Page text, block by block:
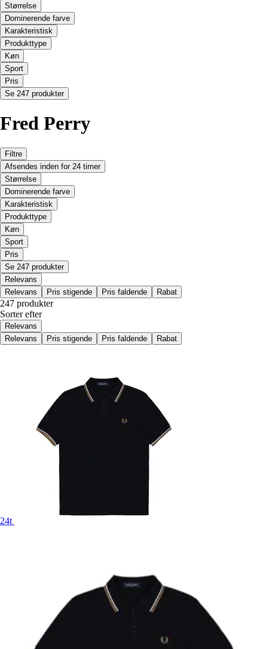
Størrelse
Dominerende farve
Karakteristisk
Produkttype
Køn
Sport
Pris
Se 247 produkter
Fred Perry
Filtre
Afsendes inden for 24 timer
Størrelse
Dominerende farve
Karakteristisk
Produkttype
Køn
Sport
Pris
Se 247 produkter
Relevans
Relevans
Pris stigende Pris faldende Rabat
247 produkter
Sorter efter
Relevans
Relevans
Pris stigende Pris faldende Rabat
24t